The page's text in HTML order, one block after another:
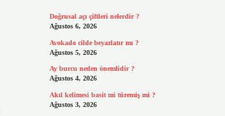
Doğrusal açı çiftleri nelerdir ?
Ağustos 6, 2026
Avokado cilde beyazlatır mı ?
Ağustos 5, 2026
Ay burcu neden önemlidir ?
Ağustos 4, 2026
Akıl kelimesi basit mi türemiş mi ?
Ağustos 3, 2026